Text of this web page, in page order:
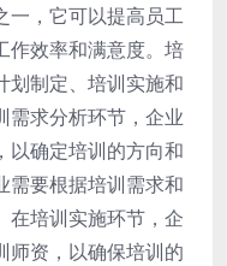
一，它可以提高员工
作效率和满意度。培
划制定、培训实施和
需求分析环节，企业
以确定培训的方向和
需要根据培训需求和
在培训实施环节，企
师资，以确保培训的